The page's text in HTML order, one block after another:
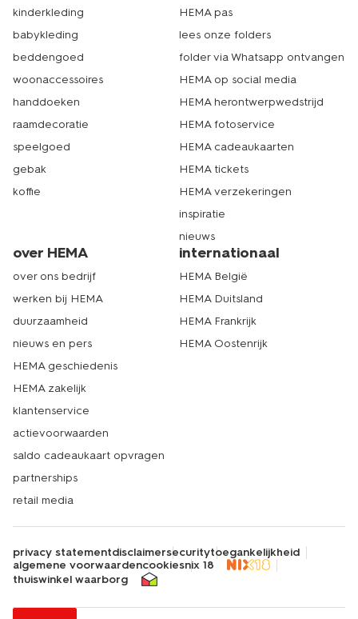
kinderkleding
babykleding
beddengoed
woonaccessoires
handdoeken
raamdecoratie
speelgoed
gebak
koffie
HEMA pas
lees onze folders
folder via Whatsapp ontvangen
HEMA op social media
HEMA herontwerpwedstrijd
HEMA fotoservice
HEMA cadeaukaarten
HEMA tickets
HEMA verzekeringen
inspiratie
nieuws
over HEMA
over ons bedrijf
werken bij HEMA
duurzaamheid
nieuws en pers
HEMA geschiedenis
HEMA zakelijk
klantenservice
actievoorwaarden
saldo cadeaukaart opvragen
partnerships
retail media
internationaal
HEMA België
HEMA Duitsland
HEMA Frankrijk
HEMA Oostenrijk
privacy statementdisclaimersecuritytoegankelijkheid
algemene voorwaardencookiesnix 18
thuiswinkel waarborg